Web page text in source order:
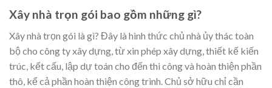
Xây nhà trọn gói bao gồm những gì?
Xây nhà trọn gói là gì? Đây là hình thức chủ nhà ủy thác toàn
bộ cho công ty xây dựng, từ xin phép xây dựng, thiết kế kiến
trúc, kết cấu, lập dự toán cho đến thi công và hoàn thiện phần
thô, kể cả phần hoàn thiện công trình. Chủ sở hữu chỉ cần